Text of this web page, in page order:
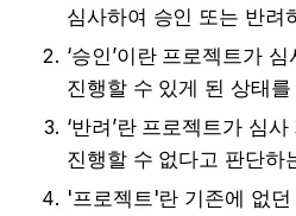
심사하여 승인 또는 반려
‘승인’이란 프로젝트가
진행할 수 있게 된 상태를
‘반려’란 프로젝트가 심
진행할 수 없다고 판단하
'프로젝트'란 기존에 없